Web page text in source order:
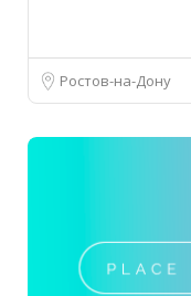
Ростов-на-Дону